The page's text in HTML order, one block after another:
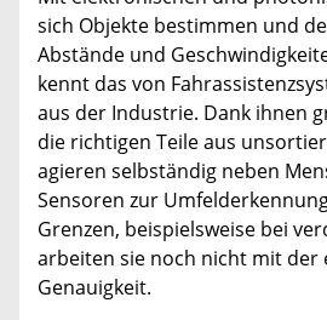
sich Objekte bestimmen und
Abstände und
kennt das von
aus der Industrie. Dank ihnen
die richtigen Teile aus
agieren selbständig neben
Sensoren zur
Grenzen, beispielsweise bei
arbeiten sie noch nicht mit der
Genauigkeit.